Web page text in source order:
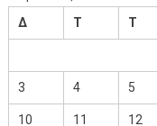
Δ
Τ Τ
3 4 5
10 11 12